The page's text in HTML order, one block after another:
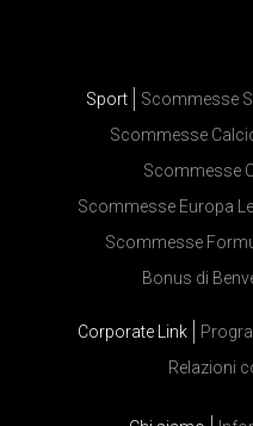
Sport Scommesse
Scommesse
Scommesse
Scommesse Europa
Scommesse
Bonus di
Corporate Link
Relazioni